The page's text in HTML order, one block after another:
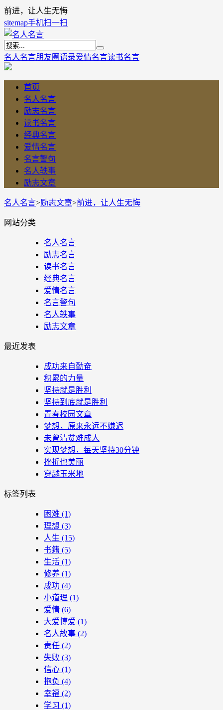
前进，让人生无悔
sitemap手机扫一扫
名人名言朋友圈语录爱情名言读书名言
首页
名人名言
励志名言
读书名言
经典名言
爱情名言
名言警句
名人轶事
励志文章
名人名言>励志文章>前进，让人生无悔
网站分类
名人名言
励志名言
读书名言
经典名言
爱情名言
名言警句
名人轶事
励志文章
最近发表
成功来自勤奋
积累的力量
坚持就是胜利
坚持到底就是胜利
青春校园文章
梦想，原来永远不嫌迟
未曾清贫难成人
实现梦想，每天坚持30分钟
挫折也美丽
穿越玉米地
标签列表
困难 (1)
理想 (3)
人生 (15)
书籍 (5)
生活 (1)
修养 (1)
成功 (4)
小道理 (1)
爱情 (6)
大爱博爱 (1)
名人故事 (2)
责任 (2)
失败 (3)
信心 (1)
抱负 (4)
幸福 (2)
学习 (1)